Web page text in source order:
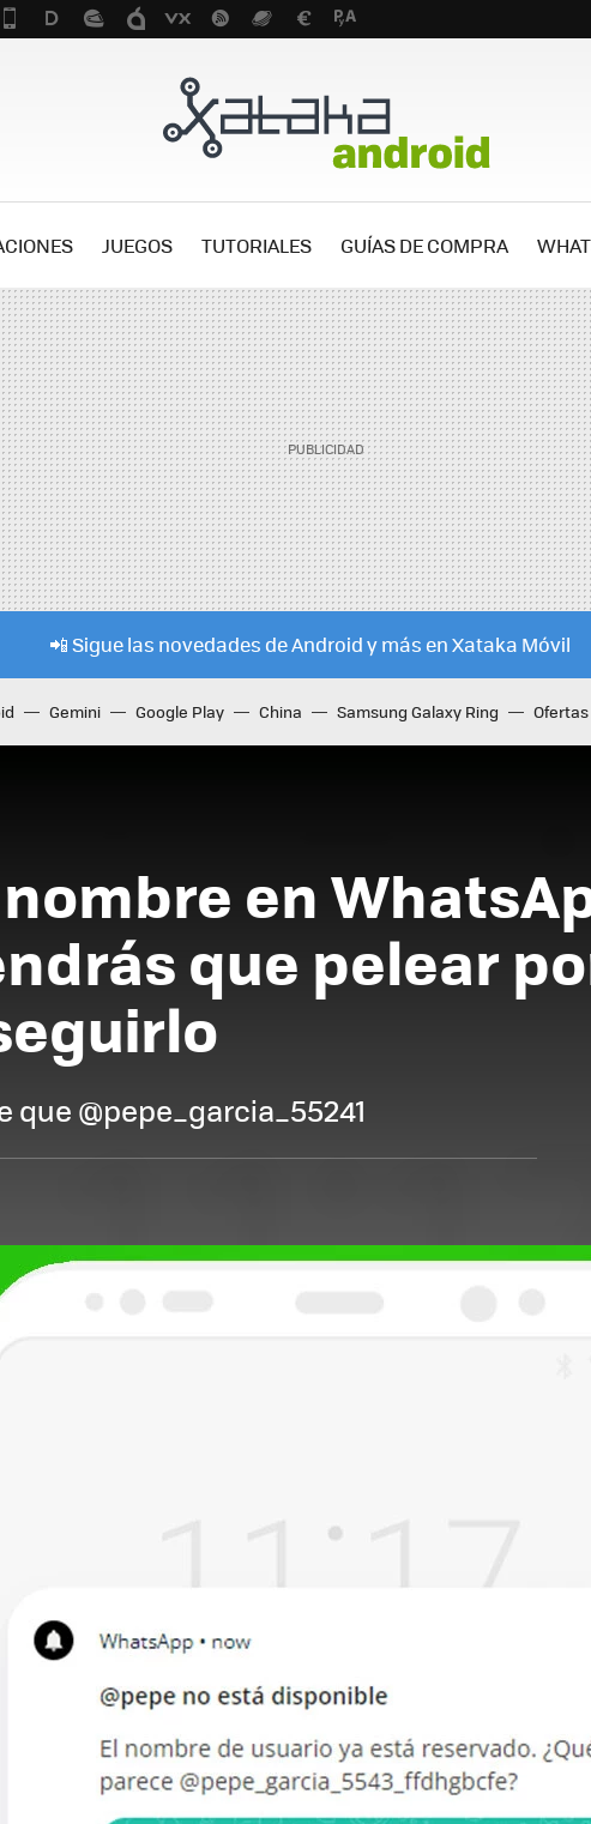
JUEGOS TUTORIALES GUÍAS DE COMPRA
📲 Sigue las novedades de Android y más en Xataka Móvil
Gemini Google Play China Samsung Galaxy Ring Ofertas
en
que pelear
que @pepe_garcia_55241